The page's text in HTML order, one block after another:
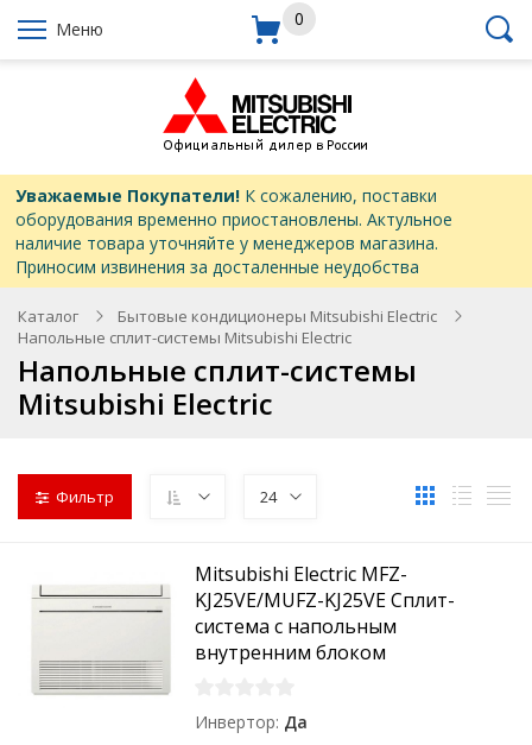
Меню 0
Уважаемые Покупатели!К сожалению, поставки
оборудования временно приостановлены. Актульное
наличие товара уточняйте у менеджеров магазина.
Приносим извинения за досталенные неудобства
Каталог
Бытовые кондиционеры Mitsubishi Electric
Напольные сплит-системы Mitsubishi Electric
Напольные сплит-системы
Mitsubishi Electric
Фильтр 24
Mitsubishi Electric MFZ-
KJ25VE/MUFZ-KJ25VE Сплит-
система с напольным
внутренним блоком
Инвертор Да